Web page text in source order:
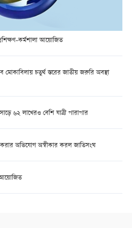
কর্মশালা আয়োজিত
মোকাবিলায় চতুর্থ স্তরের জাতীয় জরুরি অবস্থা
৬২ লাখেরও বেশি যাত্রী পারাপার
করার অভিযোগ অস্বীকার করল জাতিসংঘ
আয়োজিত